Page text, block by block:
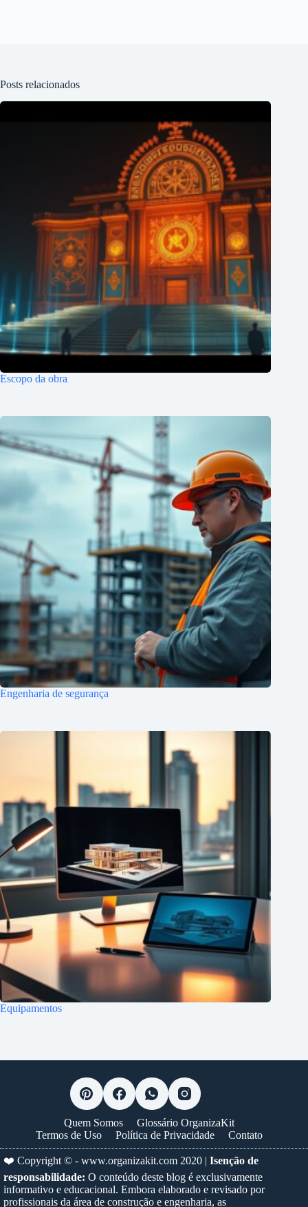
Posts relacionados
Escopo da obra
Engenharia de segurança
Equipamentos
Quem Somos
Glossário OrganizaKit
Termos de Uso
Política de Privacidade Contato
❤️ Copyright © - www.organizakit.com 2020 | Isenção de
responsabilidade: O conteúdo deste blog é exclusivamente
informativo e educacional. Embora elaborado e revisado por
profissionais da área de construção e engenharia, as